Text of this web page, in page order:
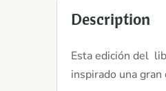
Description
Esta edición del
inspirado una